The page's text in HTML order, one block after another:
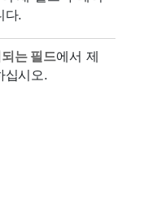
다.
는 필드에서 제
십시오.